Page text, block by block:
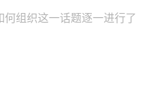
组织这一话题逐一进行了